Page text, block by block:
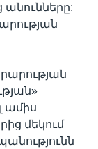
ամիս
մեկում